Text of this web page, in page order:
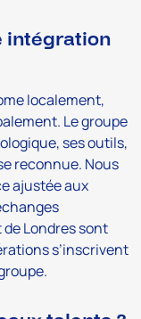
intégration
localement,
Le groupe
ses outils,
reconnue. Nous
ajustée aux
Londres sont
s’inscrivent